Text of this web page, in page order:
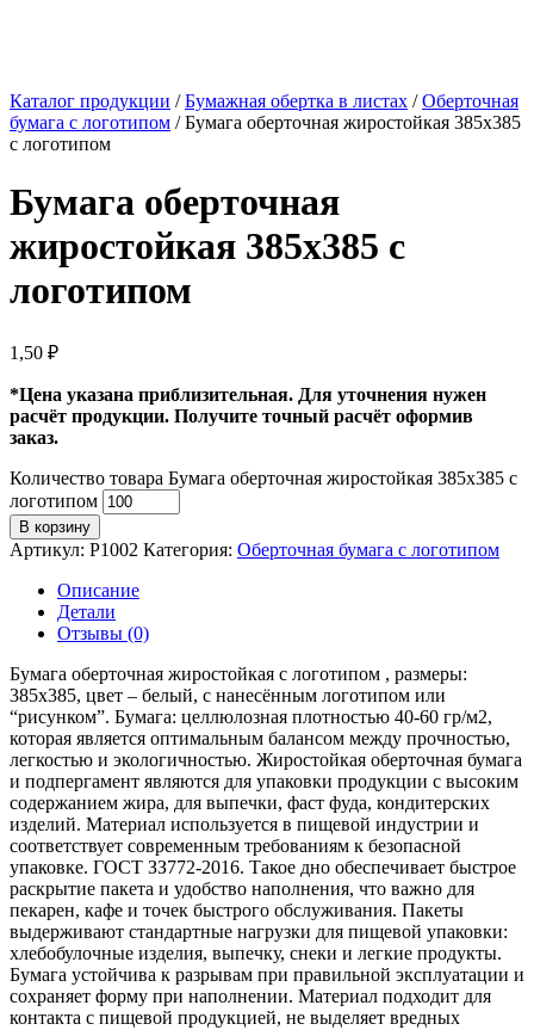
Каталог продукции /Бумажная обертка в листах /Оберточная
бумага с логотипом / Бумага оберточная жиростойкая 385х385
с логотипом
Бумага оберточная
жиростойкая 385х385 с
логотипом
1,50 ₽
*Цена указана приблизительная. Для уточнения нужен
расчёт продукции. Получите точный расчёт оформив
заказ.
Количество товара Бумага оберточная жиростойкая 385х385 с
логотипом
В корзину
Артикул: P1002 Категория: Оберточная бумага с логотипом
Описание
Детали
Отзывы (0)
Бумага оберточная жиростойкая с логотипом , размеры:
385х385, цвет – белый, с нанесённым логотипом или
“рисунком”. Бумага: целлюлозная плотностью 40-60 гр/м2,
которая является оптимальным балансом между прочностью,
легкостью и экологичностью. Жиростойкая оберточная бумага
и подпергамент являются для упаковки продукции с высоким
содержанием жира, для выпечки, фаст фуда, кондитерских
изделий. Материал используется в пищевой индустрии и
соответствует современным требованиям к безопасной
упаковке. ГОСТ ЗЗ772-2016. Такое дно обеспечивает быстрое
раскрытие пакета и удобство наполнения, что важно для
пекарен, кафе и точек быстрого обслуживания. Пакеты
выдерживают стандартные нагрузки для пищевой упаковки:
хлебобулочные изделия, выпечку, снеки и легкие продукты.
Бумага устойчива к разрывам при правильной эксплуатации и
сохраняет форму при наполнении. Материал подходит для
контакта с пищевой продукцией, не выделяет вредных